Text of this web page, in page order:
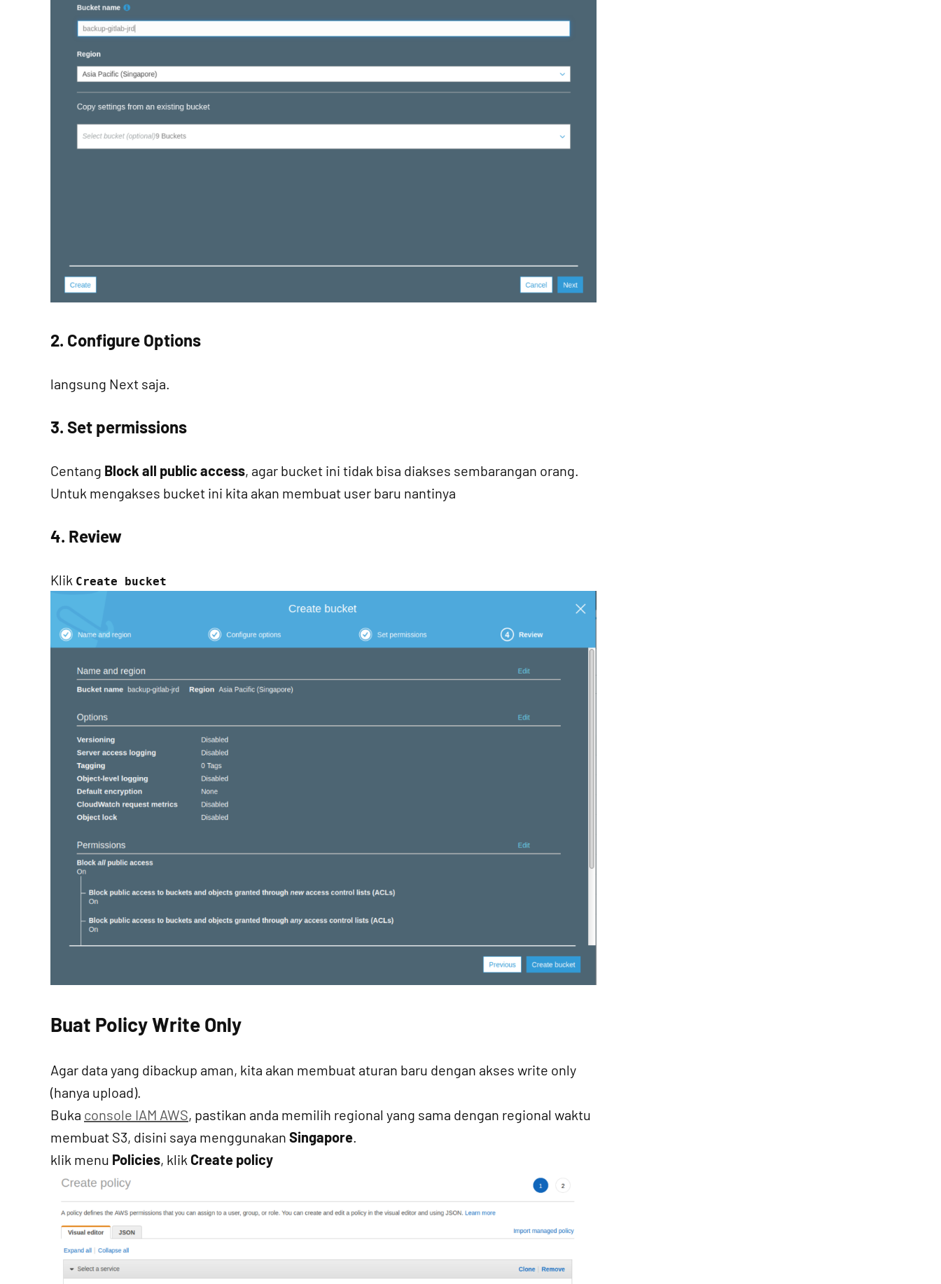
2. Configure Options
langsung Next saja.
3. Set permissions
Centang Block all public access, agar bucket ini tidak bisa diakses sembarangan orang.
Untuk mengakses bucket ini kita akan membuat user baru nantinya
4. Review
Klik Create bucket
Buat Policy Write Only
Agar data yang dibackup aman, kita akan membuat aturan baru dengan akses write only
(hanya upload).
Buka console IAM AWS, pastikan anda memilih regional yang sama dengan regional waktu
membuat S3, disini saya menggunakan Singapore
klik menu Policies, klik Create policy